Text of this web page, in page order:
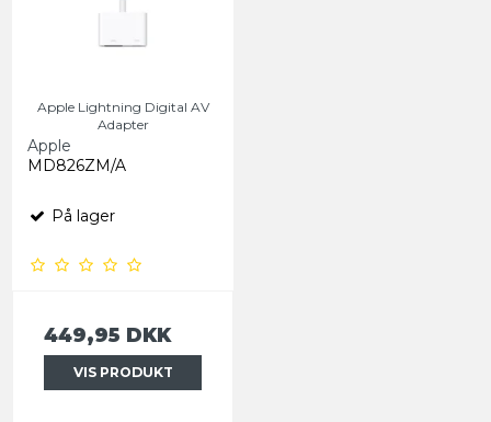
Apple Lightning Digital AV
Adapter
Apple
MD826ZM/A
På lager
449,95 DKK
VIS PRODUKT